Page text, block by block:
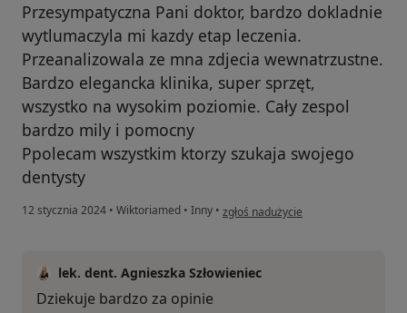
Przesympatyczna Pani doktor, bardzo dokladnie
wytlumaczyla mi kazdy etap leczenia.
Przeanalizowala ze mna zdjecia wewnatrzustne.
Bardzo elegancka klinika, super sprzęt,
wszystko na wysokim poziomie. Cały zespol
bardzo mily i pomocny
Ppolecam wszystkim ktorzy szukaja swojego
dentysty
12 stycznia 2024 • Wiktoriamed • Inny • w opinii użytkownika Kacper Czech
zgłoś nadużycie
lek. dent. Agnieszka Szłowieniec
Dziekuje bardzo za opinie